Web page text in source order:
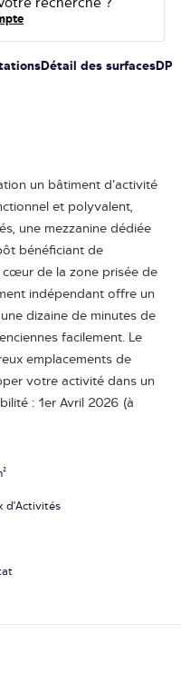
Détail des surfaces DPE
un bâtiment d’activité
et polyvalent,
une mezzanine dédiée
bénéficiant de
cœur de la zone prisée de
indépendant offre un
dizaine de minutes de
facilement. Le
emplacements de
votre activité dans un
: 1er Avril 2026 (à
d'Activités